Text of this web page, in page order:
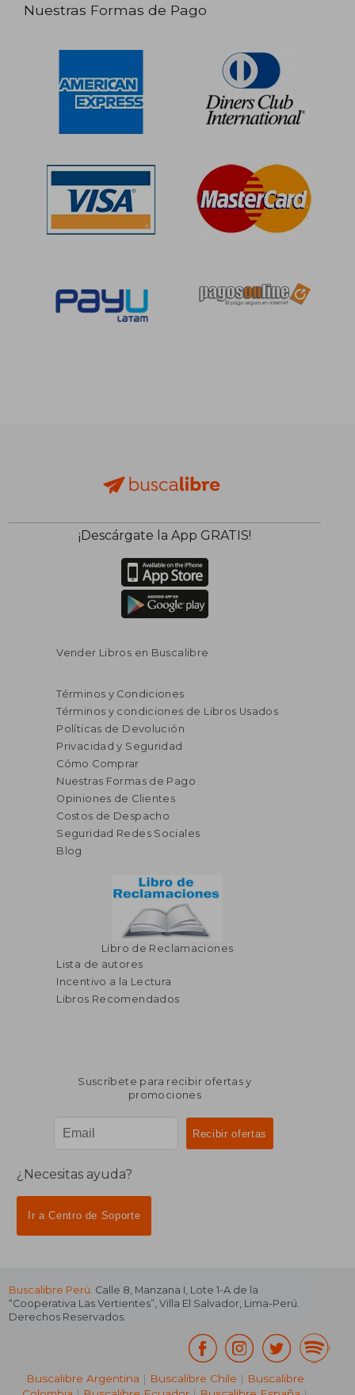
Nuestras Formas de Pago
¡Descárgate la App GRATIS!
Vender Libros en Buscalibre
Términos y Condiciones
Términos y condiciones de Libros Usados
Políticas de Devolución
Privacidad y Seguridad
Cómo Comprar
Nuestras Formas de Pago
Opiniones de Clientes
Costos de Despacho
Seguridad Redes Sociales
Blog
Libro de Reclamaciones
Lista de autores
Incentivo a la Lectura
Libros Recomendados
Suscríbete para recibir ofertas y
promociones
¿Necesitas ayuda?
Ir a Centro de Soporte
Buscalibre Perú . Calle 8, Manzana I, Lote 1-A de la
“Cooperativa Las Vertientes”, Villa El Salvador, Lima-Perú.
Derechos Reservados.
Buscalibre Argentina | Buscalibre Chile | Buscalibre